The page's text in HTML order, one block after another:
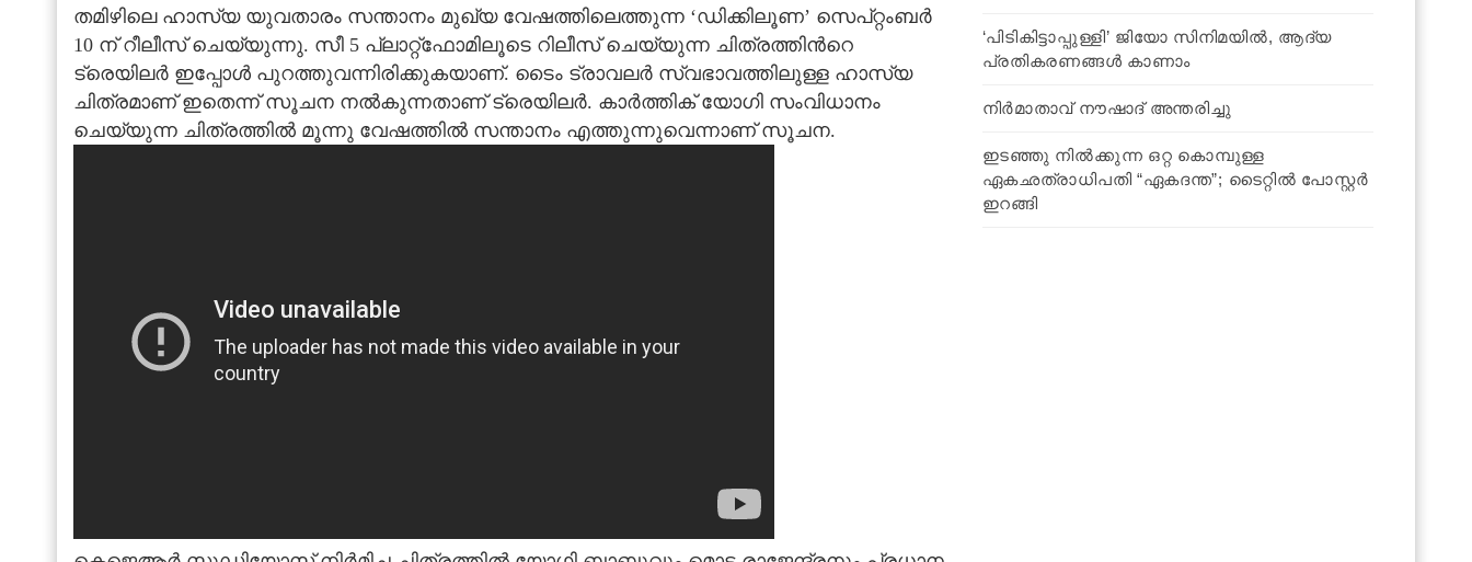
തമിഴിലെ ഹാസ്യ യുവതാരം സന്താനം മുഖ്യ വേഷത്തിലെത്തുന്ന ‘ഡിക്കിലൂണ’ സെപ്റ്റംബര്‍
10 ന് റീലീസ് ചെയ്യുന്നു. സീ 5 പ്ലാറ്റ്‍ഫോമിലൂടെ റിലീസ് ചെയ്യുന്ന ചിത്രത്തിന്‍റെ
ട്രെയിലര്‍ ഇപ്പോള്‍ പുറത്തുവന്നിരിക്കുകയാണ്. ടൈം ട്രാവലര്‍ സ്വഭാവത്തിലുള്ള ഹാസ്യ
ചിത്രമാണ് ഇതെന്ന് സൂചന നല്‍കുന്നതാണ് ട്രെയിലര്‍. കാര്‍ത്തിക് യോഗി സംവിധാനം
ചെയ്യുന്ന ചിത്രത്തില്‍ മൂന്നു വേഷത്തില്‍ സന്താനം എത്തുന്നുവെന്നാണ് സൂചന.
‘പിടികിട്ടാപ്പുള്ളി’ ജിയോ സിനിമയില്‍, ആദ്യ
പ്രതികരണങ്ങള്‍ കാണാം
നിര്‍മാതാവ് നൗഷാദ് അന്തരിച്ചു
ഇടഞ്ഞു നിൽക്കുന്ന ഒറ്റ കൊമ്പുള്ള
ഏകഛത്രാധിപതി “ഏകദന്ത”; ടൈറ്റിൽ പോസ്റ്റര്‍
ഇറങ്ങി